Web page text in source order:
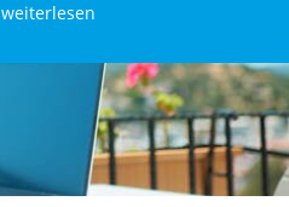
weiterlesen